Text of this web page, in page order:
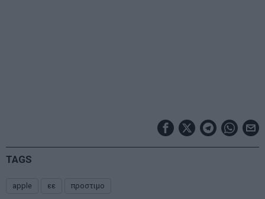
TAGS
apple εε προστιμο